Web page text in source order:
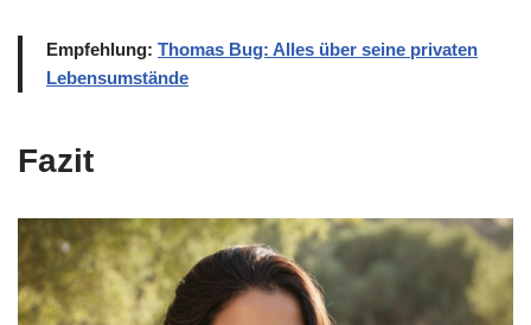
Empfehlung: Thomas Bug: Alles über seine privaten
Lebensumstände
Fazit